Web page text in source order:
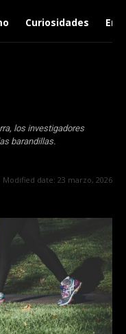
Curiosidades
los investigadores
barandillas.
Modified date: 23 marzo, 2026